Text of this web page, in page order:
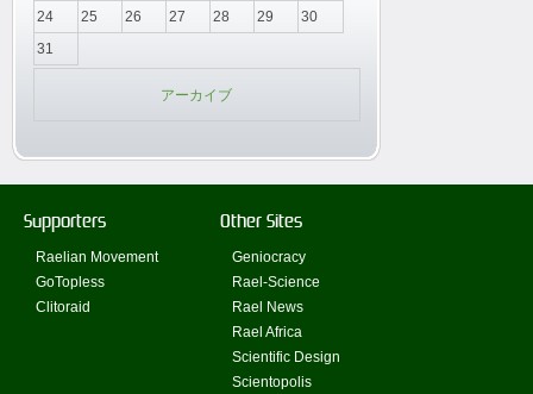
24
25 26 27 28 29
30
31
アーカイブ
Supporters
Raelian Movement
GoTopless
Clitoraid
Other Sites
Geniocracy
Rael-Science
Rael News
Rael Africa
Scientific Design
Scientopolis